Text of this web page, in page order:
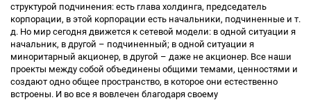
структурой подчинения: есть глава холдинга, председатель
корпорации, в этой корпорации есть начальники, подчиненные и т.
д. Но мир сегодня движется к сетевой модели: в одной ситуации я
начальник, в другой – подчиненный; в одной ситуации я
миноритарный акционер, в другой – даже не акционер. Все наши
проекты между собой объединены общими темами, ценностями и
создают одно общее пространство, в которое они естественно
встроены. И во все я вовлечен благодаря своему